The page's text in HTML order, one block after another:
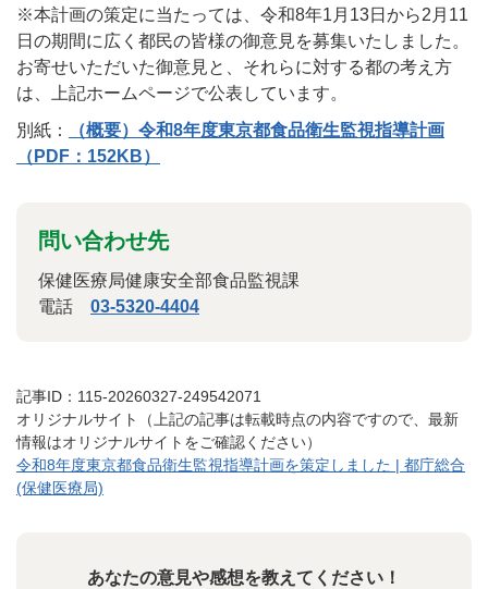
※本計画の策定に当たっては、令和8年1月13日から2月11
日の期間に広く都民の皆様の御意見を募集いたしました。
お寄せいただいた御意見と、それらに対する都の考え方
は、上記ホームページで公表しています。
別紙：
（概要）令和8年度東京都食品衛生監視指導計画
（PDF：152KB）
問い合わせ先
保健医療局健康安全部食品監視課
電話 03-5320-4404
記事ID：115-20260327-249542071
オリジナルサイト（上記の記事は転載時点の内容ですので、最新
情報はオリジナルサイトをご確認ください）
令和8年度東京都食品衛生監視指導計画を策定しました | 都庁総合
(保健医療局)
あなたの意見や感想を教えてください！